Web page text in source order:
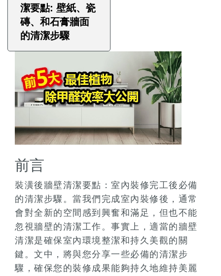
潔要點: 壁紙、瓷
磚、和石膏牆面
的清潔步驟
前言
裝潢後牆壁清潔要點：室內裝修完工後必備
的清潔步驟。當我們完成室內裝修後，通常
會對全新的空間感到興奮和滿足，但也不能
忽視牆壁的清潔工作。事實上，適當的牆壁
清潔是確保室內環境整潔和持久美觀的關
鍵。文中，將與您分享一些必備的清潔步
驟，確保您的裝修成果能夠持久地維持美麗